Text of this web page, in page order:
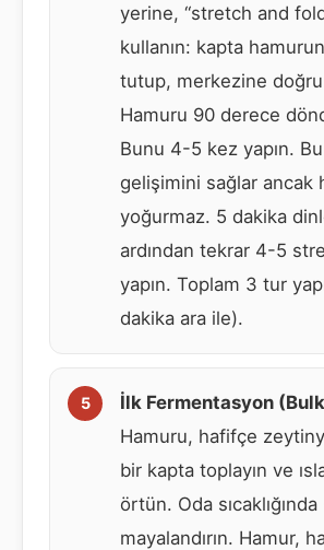
yerine, “stretch and
kullanın: kapta
tutup, merkezine doğru
Hamuru 90 derece
Bunu 4-5 kez yapın.
gelişimini sağlar ancak
yoğurmaz. 5 dakika
ardından tekrar 4-5
yapın. Toplam 3 tur
dakika ara ile).
İlk Fermentasyon
Hamuru, hafifçe
bir kapta toplayın ve
örtün. Oda
mayalandırın. Hamur,